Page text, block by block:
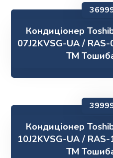
Кондиціонер
07J2KVSG-UA /
ТМ
Кондиціонер
10J2KVSG-UA /
ТМ